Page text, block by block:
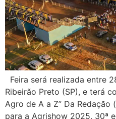
Feira será realizada entre
Ribeirão Preto (SP), e terá
Agro de A a Z” Da Redação
para a Agrishow 2025, 30ª